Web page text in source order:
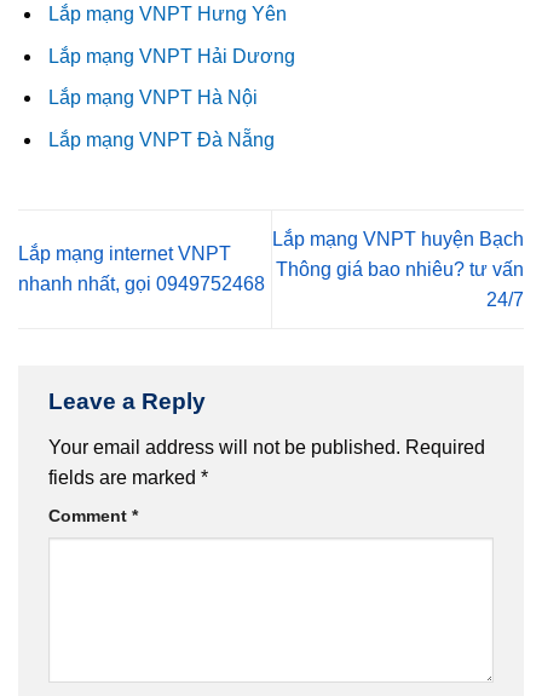
Lắp mạng VNPT Hưng Yên
Lắp mạng VNPT Hải Dương
Lắp mạng VNPT Hà Nội
Lắp mạng VNPT Đà Nẵng
Lắp mạng internet VNPT
nhanh nhất, gọi 0949752468
Lắp mạng VNPT huyện Bạch
Thông giá bao nhiêu? tư vấn
24/7
Leave a Reply
Your email address will not be published. Required
fields are marked *
Comment *